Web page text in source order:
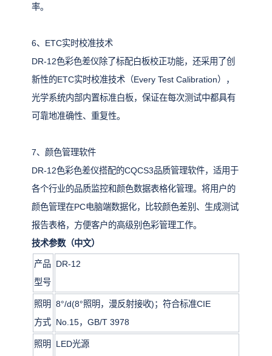
率。
6、ETC实时校准技术
DR-12色彩色差仪除了标配白板校正功能，还采用了创
新性的ETC实时校准技术（Every Test Calibration），
光学系统内部内置标准白板，保证在每次测试中都具有
可靠地准确性、重复性。
7、颜色管理软件
DR-12色彩色差仪搭配的CQCS3品质管理软件，适用于
各个行业的品质监控和颜色数据表格化管理。将用户的
颜色管理在PC电脑端数据化，比较颜色差别、生成测试
报告表格，方便客户的高级别色彩管理工作。
技术参数（中文）
产品
型号
DR-12
照明
方式
8°/d(8°照明，漫反射接收)；符合标准CIE
No.15，GB/T 3978
照明
LED光源